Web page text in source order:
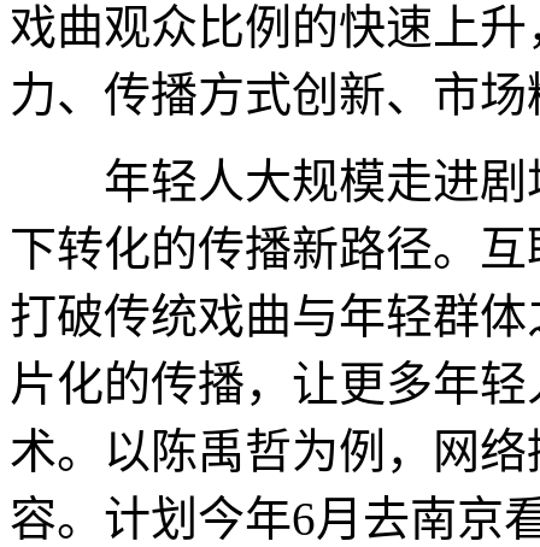
戏曲观众比例的快速上
力、传播方式创新、市
年轻人大规模走进剧
下转化的传播新路径。
打破传统戏曲与年轻群
片化的传播，让更多年
术。以陈禹哲为例，网
容。计划今年6月去南京